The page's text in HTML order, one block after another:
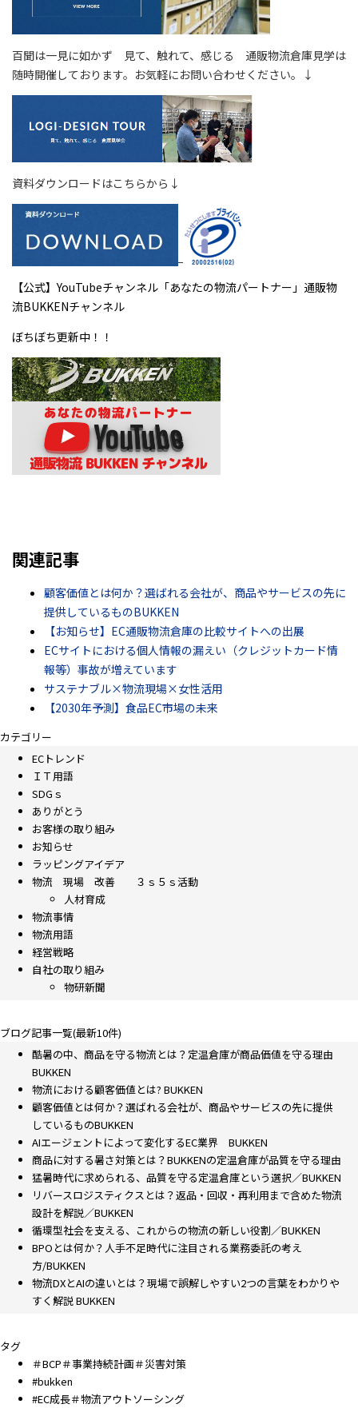
百聞は一見に如かず 見て、触れて、感じる 通販物流倉庫見学は
随時開催しております。お気軽にお問い合わせください。↓
資料ダウンロードはこちらから↓
【公式】YouTubeチャンネル「あなたの物流パートナー」通販物
流BUKKENチャンネル
ぼちぼち更新中！！
関連記事
顧客価値とは何か？選ばれる会社が、商品やサービスの先に
提供しているものBUKKEN
【お知らせ】EC通販物流倉庫の比較サイトへの出展
ECサイトにおける個人情報の漏えい（クレジットカード情
報等）事故が増えています
サステナブル×物流現場×女性活用
【2030年予測】食品EC市場の未来
カテゴリー
ECトレンド
ＩＴ用語
SDGｓ
ありがとう
お客様の取り組み
お知らせ
ラッピングアイデア
物流 現場 改善 ３ｓ５ｓ活動
人材育成
物流事情
物流用語
経営戦略
自社の取り組み
物研新聞
ブログ記事一覧(最新10件)
酷暑の中、商品を守る物流とは？定温倉庫が商品価値を守る理由
BUKKEN
物流における顧客価値とは? BUKKEN
顧客価値とは何か？選ばれる会社が、商品やサービスの先に提供
しているものBUKKEN
AIエージェントによって変化するEC業界 BUKKEN
商品に対する暑さ対策とは？BUKKENの定温倉庫が品質を守る理由
猛暑時代に求められる、品質を守る定温倉庫という選択／BUKKEN
リバースロジスティクスとは？返品・回収・再利用まで含めた物流
設計を解説／BUKKEN
循環型社会を支える、これからの物流の新しい役割／BUKKEN
BPOとは何か？人手不足時代に注目される業務委託の考え
方/BUKKEN
物流DXとAIの違いとは？現場で誤解しやすい2つの言葉をわかりや
すく解説 BUKKEN
タグ
＃BCP＃事業持続計画＃災害対策
#bukken
#EC成長＃物流アウトソーシング